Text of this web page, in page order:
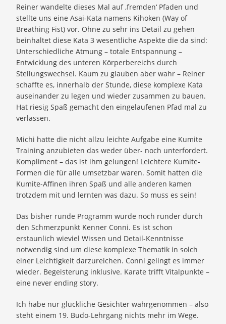
Reiner wandelte dieses Mal auf ‚fremden‘ Pfaden und
stellte uns eine Asai-Kata namens Kihoken (Way of
Breathing Fist) vor. Ohne zu sehr ins Detail zu gehen
beinhaltet diese Kata 3 wesentliche Aspekte die da sind:
Unterschiedliche Atmung – totale Entspannung –
Entwicklung des unteren Körperbereichs durch
Stellungswechsel. Kaum zu glauben aber wahr – Reiner
schaffte es, innerhalb der Stunde, diese komplexe Kata
auseinander zu legen und wieder zusammen zu bauen.
Hat riesig Spaß gemacht den eingelaufenen Pfad mal zu
verlassen.
Michi hatte die nicht allzu leichte Aufgabe eine Kumite
Training anzubieten das weder über- noch unterfordert.
Kompliment – das ist ihm gelungen! Leichtere Kumite-
Formen die für alle umsetzbar waren. Somit hatten die
Kumite-Affinen ihren Spaß und alle anderen kamen
trotzdem mit und lernten was dazu. So muss es sein!
Das bisher runde Programm wurde noch runder durch
den Schmerzpunkt Kenner Conni. Es ist schon
erstaunlich wieviel Wissen und Detail-Kenntnisse
notwendig sind um diese komplexe Thematik in solch
einer Leichtigkeit darzureichen. Conni gelingt es immer
wieder. Begeisterung inklusive. Karate trifft Vitalpunkte –
eine never ending story.
Ich habe nur glückliche Gesichter wahrgenommen – also
steht einem 19. Budo-Lehrgang nichts mehr im Wege.